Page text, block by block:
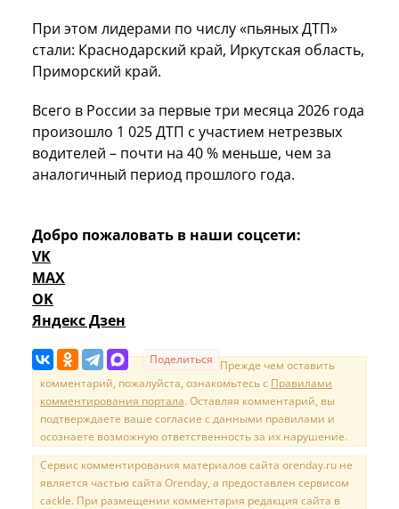
При этом лидерами по числу «пьяных ДТП»
стали: Краснодарский край, Иркутская область,
Приморский край.
Всего в России за первые три месяца 2026 года
произошло 1 025 ДТП с участием нетрезвых
водителей – почти на 40 % меньше, чем за
аналогичный период прошлого года.
Добро пожаловать в наши соцсети:
VK
MAX
OK
Яндекс Дзен
Поделиться Прежде чем оставить
комментарий, пожалуйста, ознакомьтесь с Правилами
комментирования портала. Оставляя комментарий, вы
подтверждаете ваше согласие с данными правилами и
осознаете возможную ответственность за их нарушение.
Сервис комментирования материалов сайта orenday.ru не
является частью сайта Orenday, а предоставлен сервисом
cackle. При размещении комментария редакция сайта в